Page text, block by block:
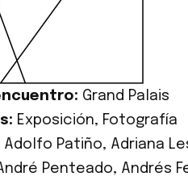
Grand Palais
Exposición, Fotografía
Adolfo Patiño, Adriana
Penteado, Andrés